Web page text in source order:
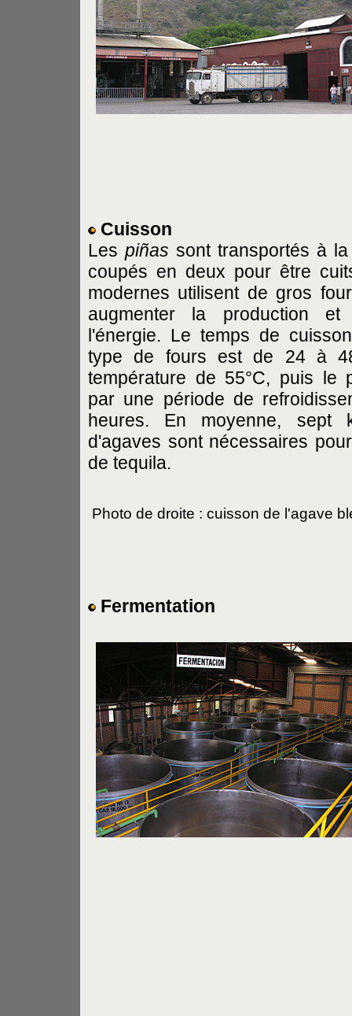
Cuisson
Les piñas sont transportés à
coupés en deux pour être
modernes utilisent de gros
augmenter la production et
l'énergie. Le temps de
type de fours est de 24 à
température de 55°C, puis le
par une période de
heures. En moyenne, sept
d'agaves sont nécessaires
de tequila.
Photo de droite : cuisson de l'agave
Fermentation